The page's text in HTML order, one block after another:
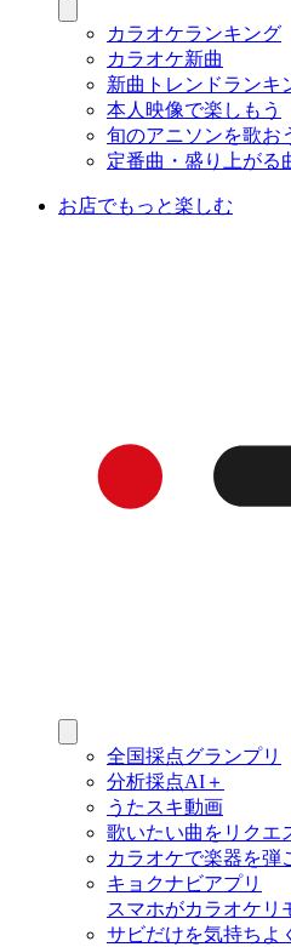
カラオケランキング
カラオケ新曲
新曲トレンドランキ
本人映像で楽しもう
旬のアニソンを歌お
定番曲・盛り上がる
お店でもっと楽しむ
全国採点グランプリ
分析採点AI＋
うたスキ動画
歌いたい曲をリクエ
カラオケで楽器を弾
キョクナビアプリ
スマホがカラオケリ
サビだけを気持ちよ